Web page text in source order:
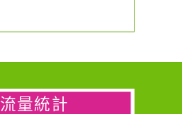
流量統計